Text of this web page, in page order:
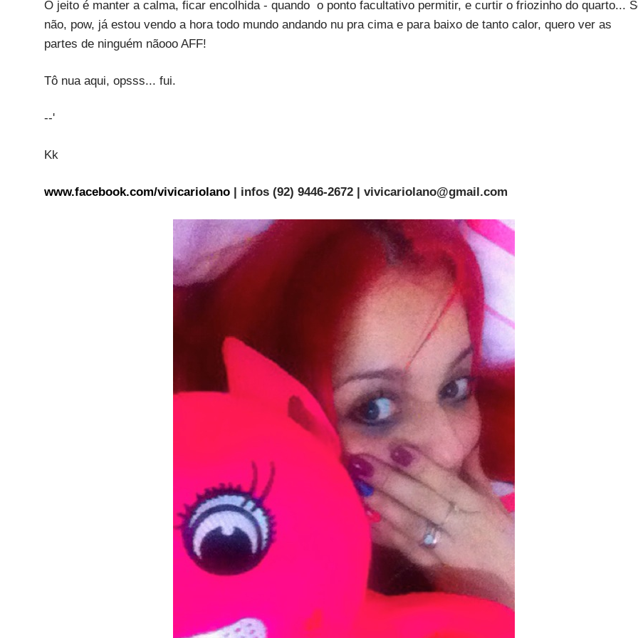
O jeito é manter a calma, ficar encolhida - quando o ponto facultativo permitir, e curtir o friozinho do quarto...
não, pow, já estou vendo a hora todo mundo andando nu pra cima e para baixo de tanto calor, quero ver as
partes de ninguém nãooo AFF!
Tô nua aqui, opsss... fui.
--'
Kk
www.facebook.com/vivicariolano | infos (92) 9446-2672 | vivicariolano@gmail.com